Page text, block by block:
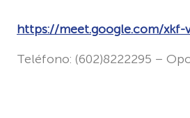
https://meet.google.com/xkf-
Teléfono: (602)8222295 –